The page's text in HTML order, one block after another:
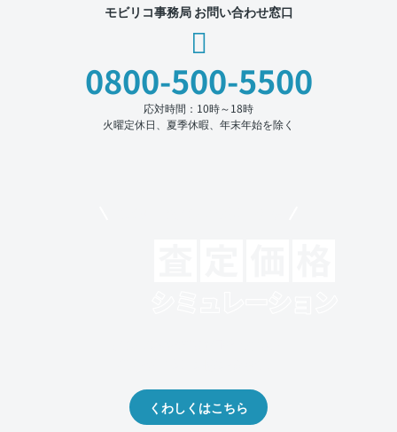
モビリコ事務局 お問い合わせ窓口
0800-500-5500
応対時間：10時～18時
火曜定休日、夏季休暇、年末年始を除く
くわしくはこちら